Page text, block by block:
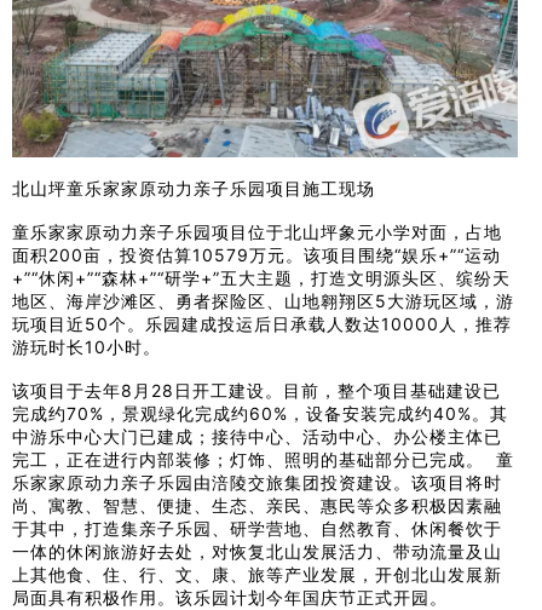
北山坪童乐家家原动力亲子乐园项目施工现场
童乐家家原动力亲子乐园项目位于北山坪象元小学对面，占地
面积200亩，投资估算10579万元。该项目围绕“娱乐+”“运动
+”“休闲+”“森林+”“研学+”五大主题，打造文明源头区、缤纷天
地区、海岸沙滩区、勇者探险区、山地翱翔区5大游玩区域，游
玩项目近50个。乐园建成投运后日承载人数达10000人，推荐
游玩时长10小时。
该项目于去年8月28日开工建设。目前，整个项目基础建设已
完成约70%，景观绿化完成约60%，设备安装完成约40%。其
中游乐中心大门已建成；接待中心、活动中心、办公楼主体已
完工，正在进行内部装修；灯饰、照明的基础部分已完成。 童
乐家家原动力亲子乐园由涪陵交旅集团投资建设。该项目将时
尚、寓教、智慧、便捷、生态、亲民、惠民等众多积极因素融
于其中，打造集亲子乐园、研学营地、自然教育、休闲餐饮于
一体的休闲旅游好去处，对恢复北山发展活力、带动流量及山
上其他食、住、行、文、康、旅等产业发展，开创北山发展新
局面具有积极作用。该乐园计划今年国庆节正式开园。